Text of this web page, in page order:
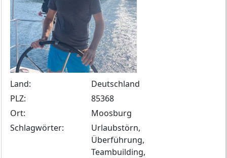
Land:
Deutschland
PLZ:
85368
Ort:
Moosburg
Schlagwörter:
Urlaubstörn,
Überführung,
Teambuilding,